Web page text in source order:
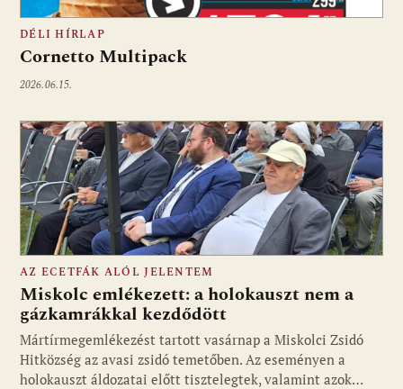
DÉLI HÍRLAP
Cornetto Multipack
2026.06.15.
AZ ECETFÁK ALÓL JELENTEM
Miskolc emlékezett: a holokauszt nem a
gázkamrákkal kezdődött
Mártírmegemlékezést tartott vasárnap a Miskolci Zsidó
Hitközség az avasi zsidó temetőben. Az eseményen a
holokauszt áldozatai előtt tisztelegtek, valamint azok…